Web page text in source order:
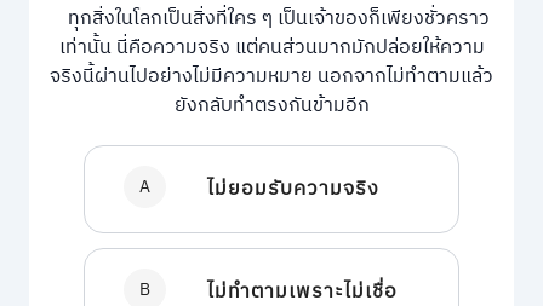
ทุกสิ่งในโลกเป็นสิ่งที่ใคร ๆ เป็นเจ้าของก็เพียงชั่วคราว
เท่านั้น นี่คือความจริง แต่คนส่วนมากมักปล่อยให้ความ
จริงนี้ผ่านไปอย่างไม่มีความหมาย นอกจากไม่ทำตามแล้ว
ยังกลับทำตรงกันข้ามอีก
A ไม่ยอมรับความจริง
B ไม่ทำตามเพราะไม่เชื่อ